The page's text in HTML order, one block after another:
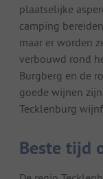
plaatselijke
camping
maar er worden
verbouwd rond
Burgberg en de
goede wijnen
Tecklenburg
Beste tijd